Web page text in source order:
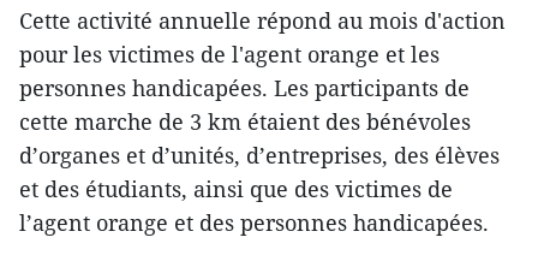
Cette activité annuelle répond au mois d'action
pour les victimes de l'agent orange et les
personnes handicapées. Les participants de
cette marche de 3 km étaient des bénévoles
d’organes et d’unités, d’entreprises, des élèves
et des étudiants, ainsi que des victimes de
l’agent orange et des personnes handicapées.